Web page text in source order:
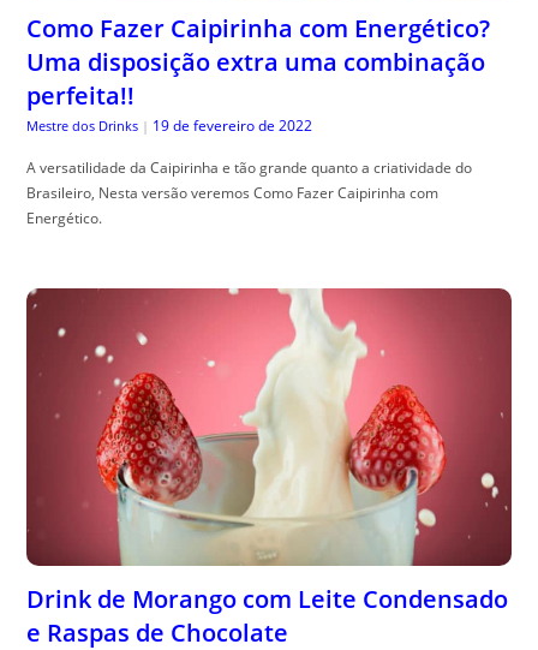
Como Fazer Caipirinha com Energético?
Uma disposição extra uma combinação
perfeita!!
Mestre dos Drinks | 19 de fevereiro de 2022
A versatilidade da Caipirinha e tão grande quanto a criatividade do
Brasileiro, Nesta versão veremos Como Fazer Caipirinha com
Energético.
Drink de Morango com Leite Condensado
e Raspas de Chocolate